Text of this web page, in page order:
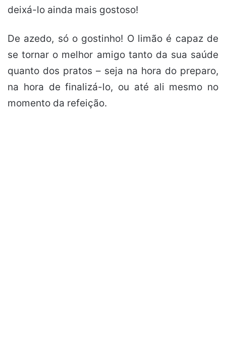
deixá-lo ainda mais gostoso!
De azedo, só o gostinho! O limão é capaz de
se tornar o melhor amigo tanto da sua saúde
quanto dos pratos – seja na hora do preparo,
na hora de finalizá-lo, ou até ali mesmo no
momento da refeição.